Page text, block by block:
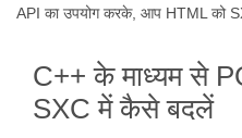
API का उपयोग करके, आप HTML को
C++ के माध्यम से
SXC में कैसे बदलें